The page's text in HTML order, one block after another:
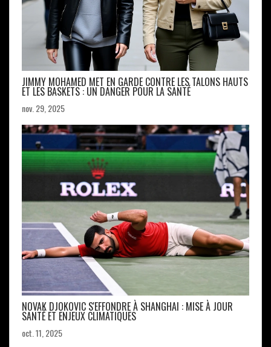
JIMMY MOHAMED MET EN GARDE CONTRE LES TALONS HAUTS
ET LES BASKETS : UN DANGER POUR LA SANTÉ
nov. 29, 2025
NOVAK DJOKOVIC S'EFFONDRE À SHANGHAI : MISE À JOUR
SANTÉ ET ENJEUX CLIMATIQUES
oct. 11, 2025